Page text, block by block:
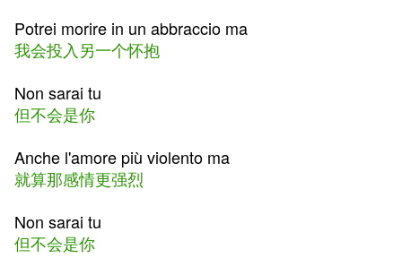
Potrei morire in un abbraccio ma
我会投入另一个怀抱
Non sarai tu
但不会是你
Anche l'amore più violento ma
就算那感情更强烈
Non sarai tu
但不会是你